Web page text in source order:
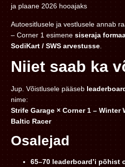
ja plaane 2026 hooajaks
Autoesitlusele ja vestlusele annab
– Corner 1 esimenesiseraja
SodiKart / SWS arvestusse
Niiet saab ka
Jup. Võistlusele pääseb
nime:
Strife Garage × Corner 1 – Winter
Baltic Racer
Osalejad
65–70 leaderboard’i põhist